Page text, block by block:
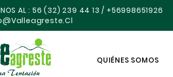
AL : 56 (32) 239 44 13 / +56998651926
QUIÉNES SOMOS